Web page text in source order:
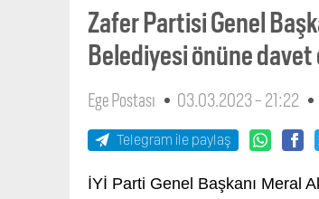
Zafer Partisi Genel
Belediyesi önüne
Ege Postası 03.03.2023 - 21:22
Telegram ile paylaş
İYİ Parti Genel Başkanı Meral